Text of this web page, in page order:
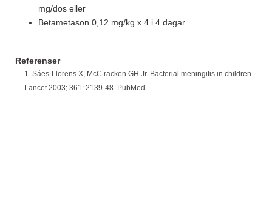
mg/dos eller
Betametason 0,12 mg/kg x 4 i 4 dagar
Referenser
1. Sáes-Llorens X, McC racken GH Jr. Bacterial meningitis in children.
Lancet 2003; 361: 2139-48. PubMed